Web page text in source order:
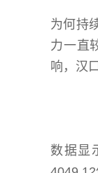
为何持
力一直
响，汉
数据显